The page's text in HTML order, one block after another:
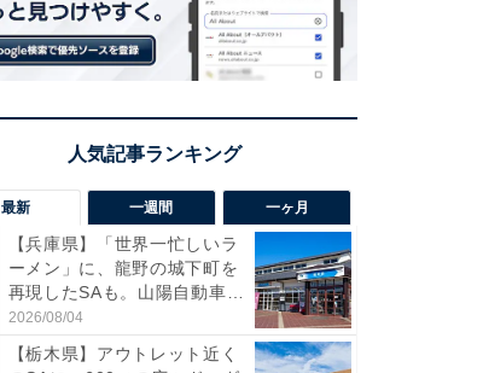
最新 一週間 一ヶ月
【兵庫県】「世界一忙しいラ
ーメン」に、龍野の城下町を
再現したSAも。山陽自動車
道...
2026/08/04
【栃木県】アウトレット近く